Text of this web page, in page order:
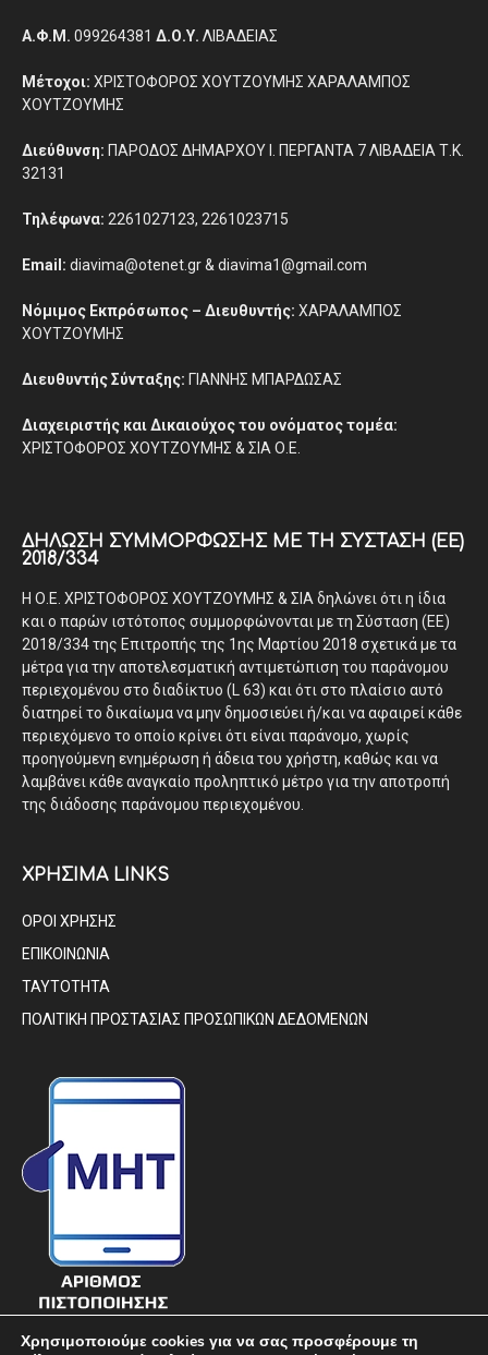
Α.Φ.Μ. 099264381 Δ.Ο.Υ. ΛΙΒΑΔΕΙΑΣ
Μέτοχοι: ΧΡΙΣΤΟΦΟΡΟΣ ΧΟΥΤΖΟΥΜΗΣ ΧΑΡΑΛΑΜΠΟΣ
ΧΟΥΤΖΟΥΜΗΣ
Διεύθυνση: ΠΑΡΟΔΟΣ ΔΗΜΑΡΧΟΥ Ι. ΠΕΡΓΑΝΤΑ 7 ΛΙΒΑΔΕΙΑ Τ.Κ.
32131
Τηλέφωνα: 2261027123, 2261023715
Email: diavima@otenet.gr & diavima1@gmail.com
Νόμιμος Εκπρόσωπος – Διευθυντής: ΧΑΡΑΛΑΜΠΟΣ
ΧΟΥΤΖΟΥΜΗΣ
Διευθυντής Σύνταξης: ΓΙΑΝΝΗΣ ΜΠΑΡΔΩΣΑΣ
Διαχειριστής και Δικαιούχος του ονόματος τομέα:
ΧΡΙΣΤΟΦΟΡΟΣ ΧΟΥΤΖΟΥΜΗΣ & ΣΙΑ Ο.Ε.
ΔΉΛΩΣΗ ΣΥΜΜΌΡΦΩΣΗΣ ΜΕ ΤΗ ΣΎΣΤΑΣΗ (ΕΕ)
2018/334
Η Ο.Ε. ΧΡΙΣΤΟΦΟΡΟΣ ΧΟΥΤΖΟΥΜΗΣ & ΣΙΑ δηλώνει ότι η ίδια
και ο παρών ιστότοπος συμμορφώνονται με τη Σύσταση (ΕΕ)
2018/334 της Επιτροπής της 1ης Μαρτίου 2018 σχετικά με τα
μέτρα για την αποτελεσματική αντιμετώπιση του παράνομου
περιεχομένου στο διαδίκτυο (L 63) και ότι στο πλαίσιο αυτό
διατηρεί το δικαίωμα να μην δημοσιεύει ή/και να αφαιρεί κάθε
περιεχόμενο το οποίο κρίνει ότι είναι παράνομο, χωρίς
προηγούμενη ενημέρωση ή άδεια του χρήστη, καθώς και να
λαμβάνει κάθε αναγκαίο προληπτικό μέτρο για την αποτροπή
της διάδοσης παράνομου περιεχομένου.
ΧΡΗΣΙΜΑ LINKS
ΟΡΟΙ ΧΡΗΣΗΣ
ΕΠΙΚΟΙΝΩΝΙΑ
ΤΑΥΤΟΤΗΤΑ
ΠΟΛΙΤΙΚΗ ΠΡΟΣΤΑΣΙΑΣ ΠΡΟΣΩΠΙΚΩΝ ΔΕΔΟΜΕΝΩΝ
Χρησιμοποιούμε cookies για να σας προσφέρουμε τη